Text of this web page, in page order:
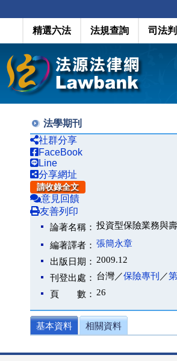
精選六法 法規查詢 司法
法學期刊
社群分享
FaceBook
Line
分享網址
請收錄全文
意見回饋
友善列印
論著名稱： 投資型保險業務與
編著譯者： 張簡永章
出版日期： 2009.12
刊登出處： 台灣／保險專刊 ／
頁 數： 26
基本資料 相關資料